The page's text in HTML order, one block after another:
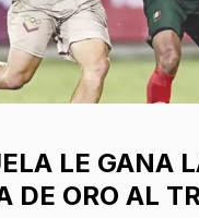
LE GANA
DE ORO AL